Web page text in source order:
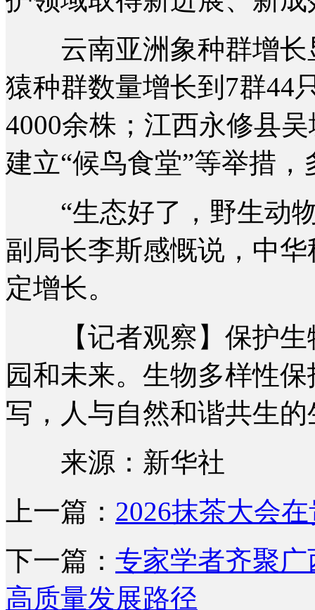
云南亚洲象种群增长
猿种群数量增长到7群44
4000余株；江西永修县
建立“候鸟食堂”等举措
“生态好了，野生动物
副局长李斯感慨说，中
定增长。
【记者观察】保护生
园和未来。生物多样性
写，人与自然和谐共生
来源：新华社
上一篇： 2026抹茶大会
下一篇： 专家学者齐聚
高质量发展路径